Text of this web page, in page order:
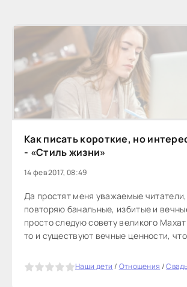
Как писать короткие, но
- «Стиль жизни»
14 фев 2017, 08:49
Да простят меня уважаемые
повторяю банальные, избитые и
просто следую совету великого
то и существуют вечные ценности,
Наши дети / Отношения /